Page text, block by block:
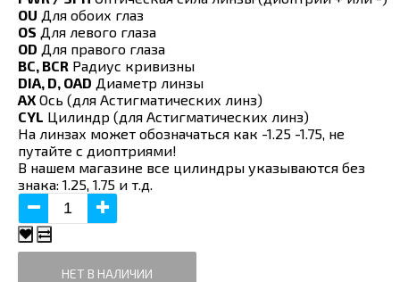
OU Для обоих глаз
OS Для левого глаза
OD Для правого глаза
BC, BCR Радиус кривизны
DIA, D, OAD Диаметр линзы
AX Ось (для Астигматических линз)
CYL Цилиндр (для Астигматических линз)
На линзах может обозначаться как -1.25 -1.75, не
путайте с диоптриями!
В нашем магазине все цилиндры указываются без
знака: 1.25, 1.75 и т.д.
НЕТ В НАЛИЧИИ